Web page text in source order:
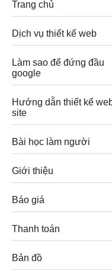
Trang chủ
Dịch vụ thiết kế web
Làm sao để đứng đầu
google
Hướng dẫn thiết kế
site
Bài học làm người
Giới thiệu
Báo giá
Thanh toán
Bản đồ